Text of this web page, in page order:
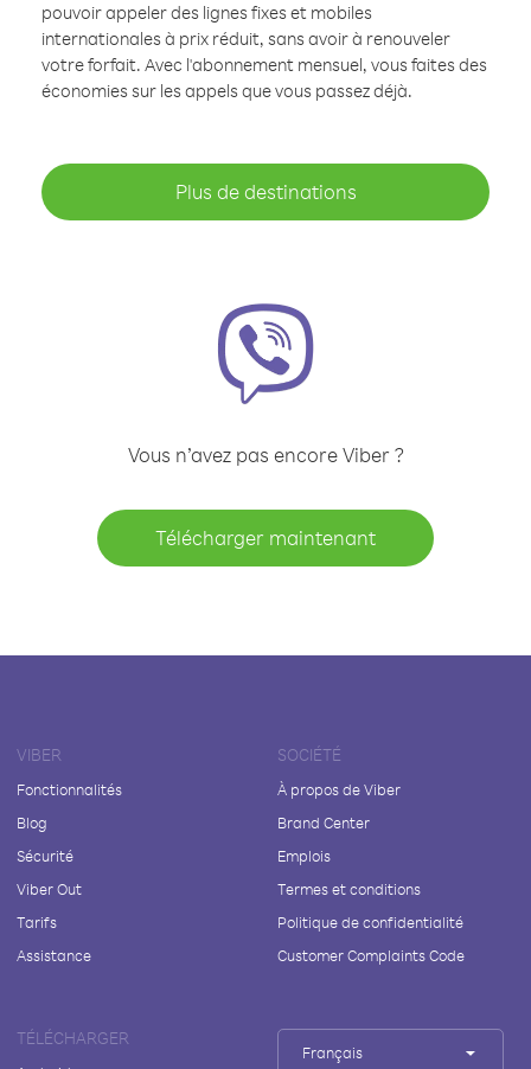
pouvoir appeler des lignes fixes et mobiles
internationales à prix réduit, sans avoir à renouveler
votre forfait. Avec l'abonnement mensuel, vous faites des
économies sur les appels que vous passez déjà.
Plus de destinations
Vous n’avez pas encore Viber ?
Télécharger maintenant
VIBER
Fonctionnalités
Blog
Sécurité
Viber Out
Tarifs
Assistance
SOCIÉTÉ
À propos de Viber
Brand Center
Emplois
Termes et conditions
Politique de confidentialité
Customer Complaints Code
TÉLÉCHARGER
Français